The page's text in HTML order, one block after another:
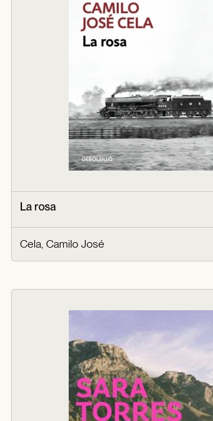
La rosa
Cela, Camilo José